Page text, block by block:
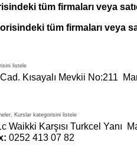
tüm firmaları veya
tüm firmaları veya
listele
Kısayalı Mevkii No:211
Kurslar kategorisini listele
Waikki Karşısı Turkcel Yanı
0252 413 07 82